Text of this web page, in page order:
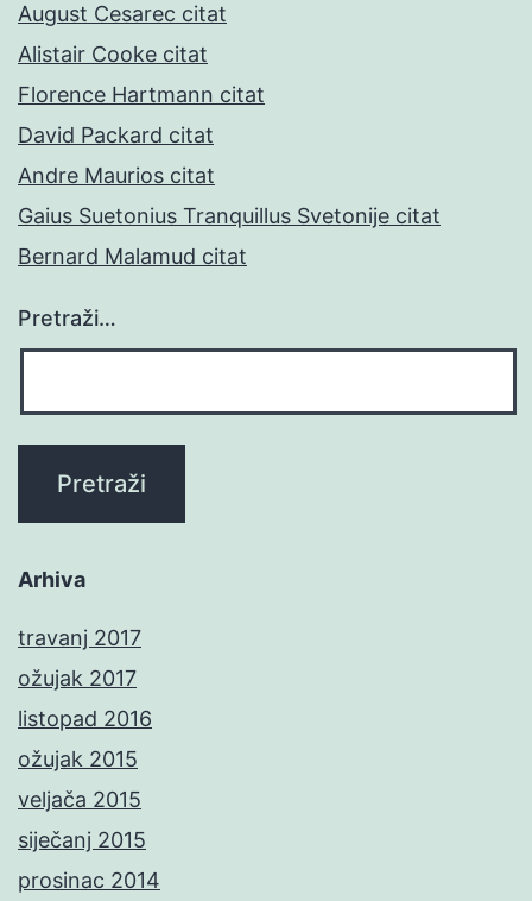
August Cesarec citat
Alistair Cooke citat
Florence Hartmann citat
David Packard citat
Andre Maurios citat
Gaius Suetonius Tranquillus Svetonije citat
Bernard Malamud citat
Pretraži…
Arhiva
travanj 2017
ožujak 2017
listopad 2016
ožujak 2015
veljača 2015
siječanj 2015
prosinac 2014